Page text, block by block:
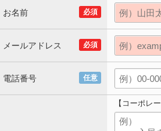
必須
お名前
必須
メールアドレス
任意
電話番号
【コーポレ